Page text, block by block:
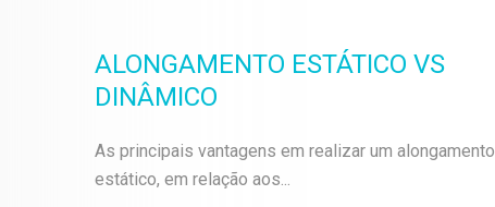
ALONGAMENTO ESTÁTICO VS
DINÂMICO
As principais vantagens em realizar um alongamento
estático, em relação aos...